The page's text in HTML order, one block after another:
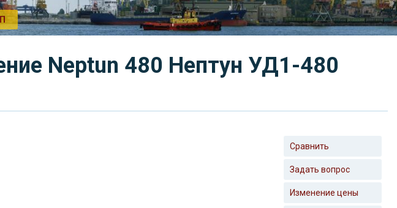
Neptun 480 Нептун УД1-480
Сравнить
Задать вопрос
Изменение цены